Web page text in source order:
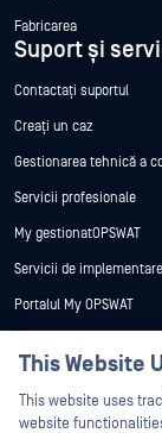
Fabricarea
Suport și
Contactați suportul
Creați un caz
Gestionarea tehnică a
Servicii profesionale
My gestionatOPSWAT
Servicii de implementare
Portalul My OPSWAT
Formare
vulnerabilităților
This Website
This website uses
website